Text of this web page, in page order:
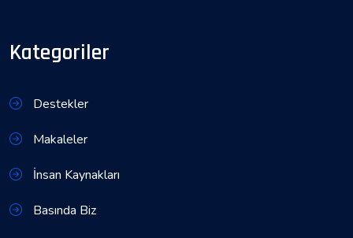
Kategoriler
Destekler
Makaleler
İnsan Kaynakları
Basında Biz